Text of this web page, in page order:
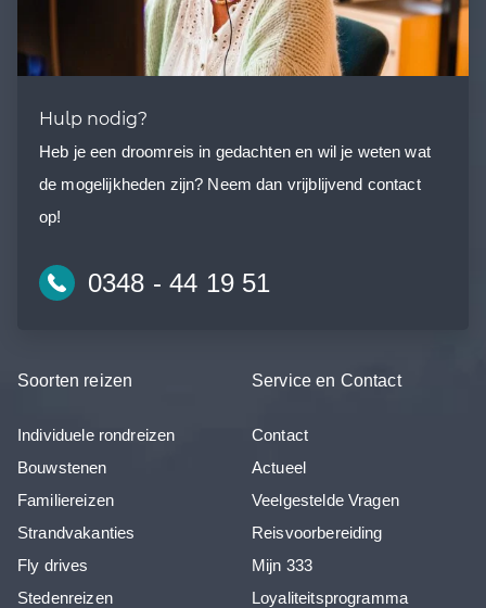
Hulp nodig?
Heb je een droomreis in gedachten en wil je weten wat
de mogelijkheden zijn? Neem dan vrijblijvend contact
op!
0348 - 44 19 51
Soorten reizen
Individuele rondreizen
Bouwstenen
Familiereizen
Strandvakanties
Fly drives
Stedenreizen
Service en Contact
Contact
Actueel
Veelgestelde Vragen
Reisvoorbereiding
Mijn 333
Loyaliteitsprogramma